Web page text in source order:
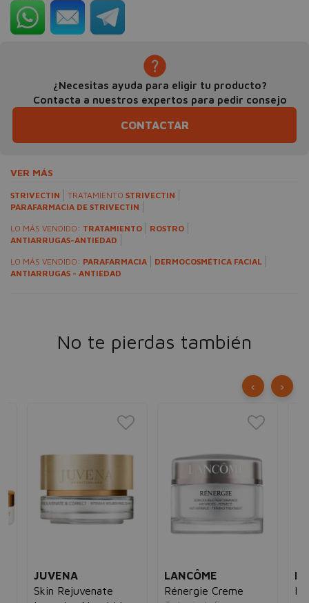
¿Necesitas ayuda para eligir tu producto?
Contacta a nuestros expertos para pedir consejo
CONTACTAR
VER MÁS
STRIVECTIN TRATAMIENTO STRIVECTIN
PARAFARMACIA DE STRIVECTIN
LO MÁS VENDIDO: TRATAMIENTO
ROSTRO
ANTIARRUGAS-ANTIEDAD
LO MÁS VENDIDO: PARAFARMACIA
DERMOCOSMÉTICA FACIAL
ANTIARRUGAS - ANTIEDAD
No te pierdas también
JUVENA
Skin Rejuvenate
LANCÔME
Rénergie Creme
‹ ›